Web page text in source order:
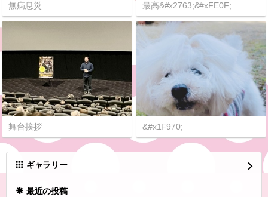
無病息災 最高&#x2763;&#xFE0F;
舞台挨拶 &#x1F970;
ギャラリー
最近の投稿